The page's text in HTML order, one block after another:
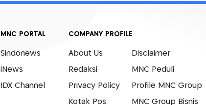
MNC PORTAL
Sindonews
iNews
IDX Channel
COMPANY PROFILE
About Us
Redaksi
Privacy Policy
Kotak Pos
Disclaimer
MNC Peduli
Profile MNC Group
MNC Group Bisnis